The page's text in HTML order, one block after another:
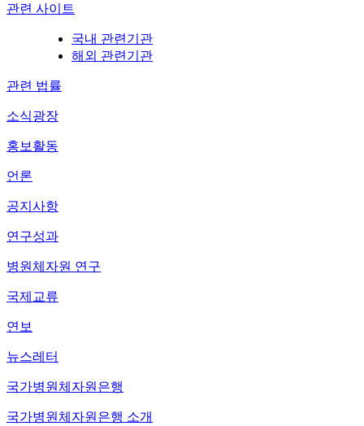
관련 사이트
국내 관련기관
해외 관련기관
관련 법률
소식광장
홍보활동
언론
공지사항
연구성과
병원체자원 연구
국제교류
연보
뉴스레터
국가병원체자원은행
국가병원체자원은행 소개